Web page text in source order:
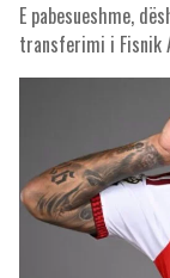
E pabesueshme,
transferimi i Fisnik